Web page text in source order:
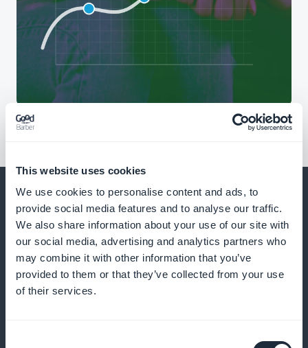
This website uses cookies
We use cookies to personalise content and ads, to
provide social media features and to analyse our traffic.
We also share information about your use of our site with
our social media, advertising and analytics partners who
may combine it with other information that you’ve
provided to them or that they’ve collected from your use
of their services.
En nog veel meer